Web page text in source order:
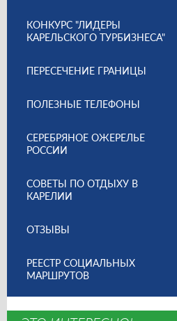
КОНКУРС "ЛИДЕРЫ
КАРЕЛЬСКОГО ТУРБИЗНЕСА"
ПЕРЕСЕЧЕНИЕ ГРАНИЦЫ
ПОЛЕЗНЫЕ ТЕЛЕФОНЫ
СЕРЕБРЯНОЕ ОЖЕРЕЛЬЕ
РОССИИ
СОВЕТЫ ПО ОТДЫХУ В
КАРЕЛИИ
ОТЗЫВЫ
РЕЕСТР СОЦИАЛЬНЫХ
МАРШРУТОВ